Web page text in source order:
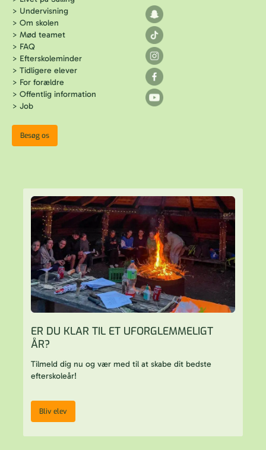
> Undervisning
> Om skolen
> Mød teamet
> FAQ
> Efterskoleminder
> Tidligere elever
> For forældre
> Offentlig information
> Job
Besøg os
ER DU KLAR TIL ET UFORGLEMMELIGT
ÅR?
Tilmeld dig nu og vær med til at skabe dit bedste
efterskoleår!
Bliv elev